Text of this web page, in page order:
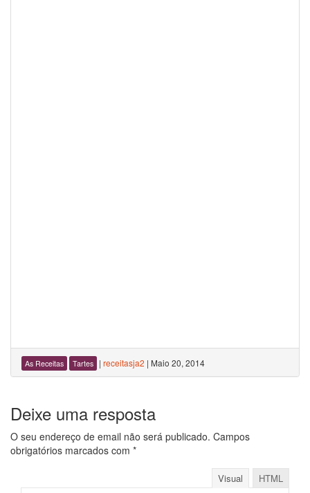
As Receitas Tartes | receitasja2 | Maio 20, 2014
Deixe uma resposta
O seu endereço de email não será publicado. Campos
obrigatórios marcados com *
Visual HTML